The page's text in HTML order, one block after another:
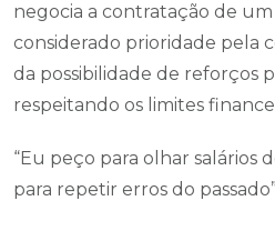
negocia a contratação de
considerado prioridade pela
da possibilidade de reforços
respeitando os limites
“Eu peço para olhar salários
para repetir erros do